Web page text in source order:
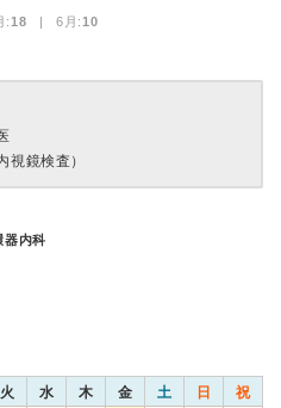
:18 | 6月:10
視鏡検査）
器内科
火 水 木 金 土 日 祝